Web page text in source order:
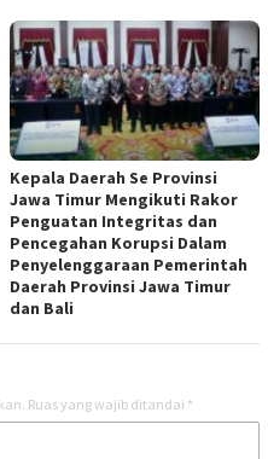
Kepala Daerah Se Provinsi
Jawa Timur Mengikuti Rakor
Penguatan Integritas dan
Pencegahan Korupsi Dalam
Penyelenggaraan Pemerintah
Daerah Provinsi Jawa Timur
dan Bali
Ruas yang wajib ditandai *